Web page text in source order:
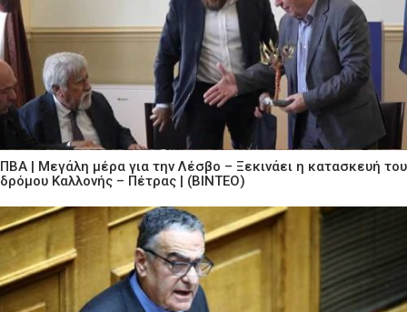
ΠΒΑ | Μεγάλη μέρα για την Λέσβο – Ξεκινάει η κατασκευή του
δρόμου Καλλονής – Πέτρας | (ΒΙΝΤΕΟ)